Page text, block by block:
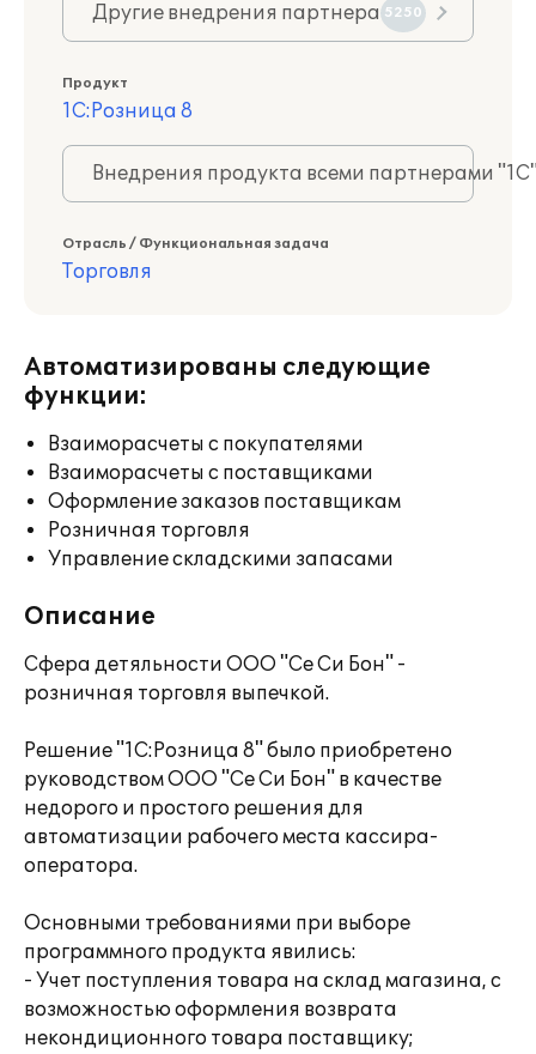
Другие внедрения партнера 5250
Продукт
1С:Розница 8
Внедрения продукта всеми партнерами
Отрасль / Функциональная задача
Торговля
Автоматизированы следующие
функции:
Взаиморасчеты с покупателями
Взаиморасчеты с поставщиками
Оформление заказов поставщикам
Розничная торговля
Управление складскими запасами
Описание
Сфера детяльности ООО "Се Си Бон" -
розничная торговля выпечкой.
Решение "1С:Розница 8" было приобретено
руководством ООО "Се Си Бон" в качестве
недорого и простого решения для
автоматизации рабочего места кассира-
оператора.
Основными требованиями при выборе
программного продукта явились:
- Учет поступления товара на склад магазина, с
возможностью оформления возврата
некондиционного товара поставщику;